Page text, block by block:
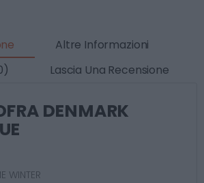
Altre Informazioni
Lascia Una Recensione
DENMARK
WINTER